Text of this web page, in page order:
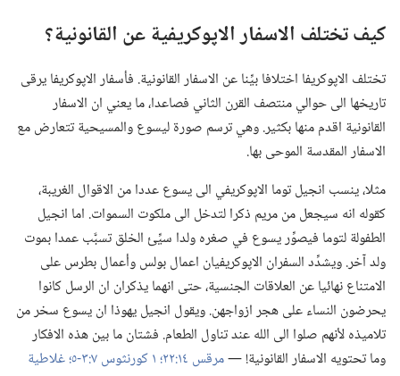
كيف تختلف الاسفار الاپوكريفية عن القانونية؟‏
تختلف الاپوكريفا اختلافا بيِّنا عن الاسفار القانونية.‏ فأسفار الاپوكريفا يرقى
تاريخها الى حوالي منتصف القرن الثاني فصاعدا،‏ ما يعني ان الاسفار
القانونية اقدم منها بكثير.‏ وهي ترسم صورة ليسوع والمسيحية تتعارض مع
الاسفار المقدسة الموحى بها.‏
مثلا،‏ ينسب انجيل توما الاپوكريفي الى يسوع عددا من الاقوال الغريبة،‏
كقوله انه سيجعل من مريم ذكرا لتدخل الى ملكوت السموات.‏ اما انجيل
الطفولة لتوما فيصوِّر يسوع في صغره ولدا سيِّئ الخلق تسبَّب عمدا بموت
ولد آخر.‏ ويشدِّد السفران الاپوكريفيان اعمال بولس وأعمال بطرس على
الامتناع نهائيا عن العلاقات الجنسية،‏ حتى انهما يذكران ان الرسل كانوا
يحرضون النساء على هجر ازواجهن.‏ ويقول انجيل يهوذا ان يسوع سخر من
تلاميذه لأنهم صلوا الى الله عند تناول الطعام.‏ فشتان ما بين هذه الافكار
وما تحتويه الاسفار القانونية!‏ —‏مرقس ١٤:‏٢٢؛‏
غلاطية